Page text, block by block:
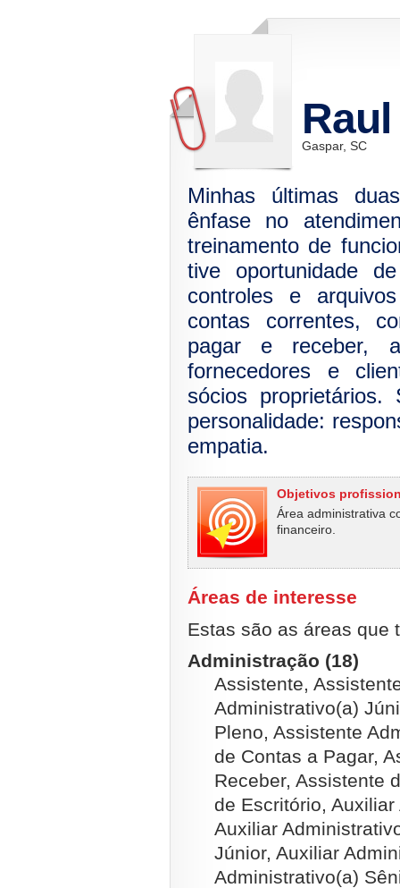
Raul
Gaspar, SC
Minhas últimas
ênfase no
treinamento de
tive oportunidade
controles e
contas correntes,
pagar e receber,
fornecedores e
sócios proprietários.
personalidade:
empatia.
Objetivos
Área administrativa
financeiro.
Áreas de interesse
Estas são as áreas que
Administração (18)
Assistente,
Administrativo(a)
Pleno, Assistente
de Contas a Pagar,
Receber, Assistente
de Escritório,
Auxiliar
Júnior, Auxiliar
Administrativo(a)